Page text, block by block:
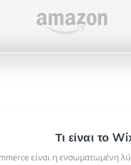
Τι είναι το
είναι η ενσωματωμένη